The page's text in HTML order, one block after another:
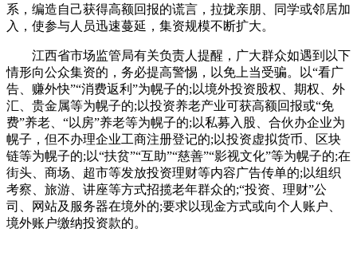
系，编造自己获得高额回报的谎言，拉拢亲朋、同学或邻居加
入，使参与人员迅速蔓延，集资规模不断扩大。
江西省市场监管局有关负责人提醒，广大群众如遇到以下
情形向公众集资的，务必提高警惕，以免上当受骗。以“看广
告、赚外快”“消费返利”为幌子的;以境外投资股权、期权、外
汇、贵金属等为幌子的;以投资养老产业可获高额回报或“免
费”养老、“以房”养老等为幌子的;以私募入股、合伙办企业为
幌子，但不办理企业工商注册登记的;以投资虚拟货币、区块
链等为幌子的;以“扶贫”“互助”“慈善”“影视文化”等为幌子的;在
街头、商场、超市等发放投资理财等内容广告传单的;以组织
考察、旅游、讲座等方式招揽老年群众的;“投资、理财”公
司、网站及服务器在境外的;要求以现金方式或向个人账户、
境外账户缴纳投资款的。